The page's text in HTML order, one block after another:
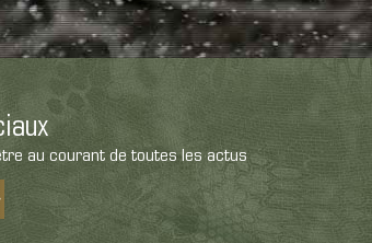
au courant de toutes les actus